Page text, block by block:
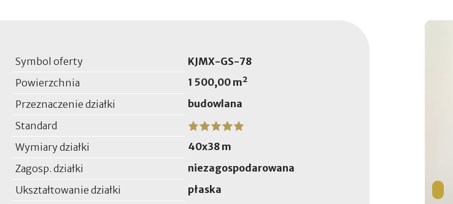
Symbol oferty
KJMX-GS-78
Powierzchnia
1 500,00 m²
Przeznaczenie działki
budowlana
Standard
Wymiary działki
40x38 m
Zagosp. działki
niezagospodarowana
Ukształtowanie działki
płaska